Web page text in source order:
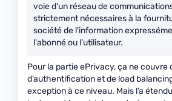
voie d'un réseau de
strictement nécessaires à la
société de l'information
l'abonné ou l'utilisateur.
Pour la partie ePrivacy, ça ne couvre
d’authentification et de load
exception à ce niveau. Mais l’a